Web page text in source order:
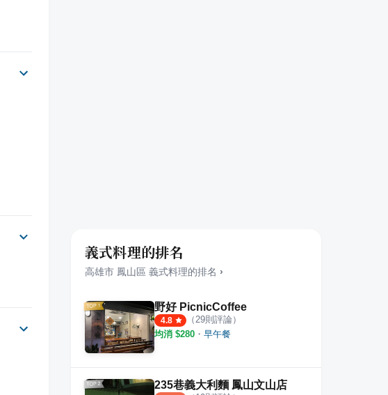
義式料理的排名
高雄市 鳳山區 義式料理的排名 ›
野好 PicnicCoffee
4.8 （29則評論）
均消 $280 ・ 早午餐
235巷義大利麵 鳳山文山店